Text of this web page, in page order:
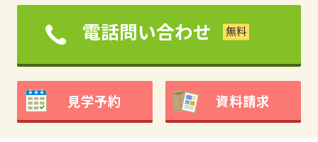
電話問い合わせ
見学予約 資料請求